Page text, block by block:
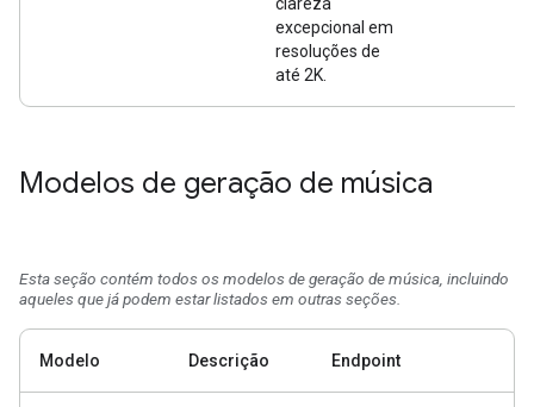
excepcional em
resoluções de
até 2K.
Modelos de geração de música
Esta seção contém todos os modelos de geração de música, incluindo
aqueles que já podem estar listados em outras seções.
Modelo Descrição Endpoint